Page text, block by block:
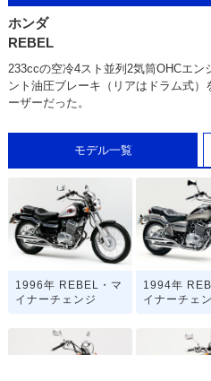
ホンダ
REBEL
233ccの空冷4スト並列2気筒OHCエン
ント油圧ブレーキ（リアはドラム式
ーザーだった。
モデル一覧
1996年 REBEL・マ
イナーチェンジ
1994年
イナーチェ